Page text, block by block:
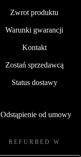
Zwrot produktu
Warunki gwarancji
Kontakt
Zostań sprzedawcą
Status dostawy
Odstąpienie od umowy
REFURBED W